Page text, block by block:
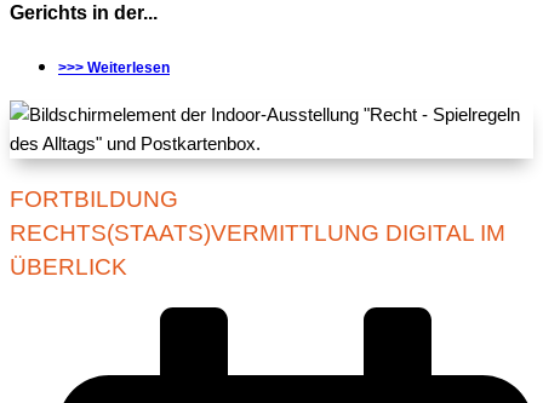
Gerichts in der...
>>> Weiterlesen
FORTBILDUNG
RECHTS(STAATS)VERMITTLUNG DIGITAL IM
ÜBERLICK